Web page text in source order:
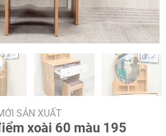
SẢN XUẤT
xoài 60 màu 195